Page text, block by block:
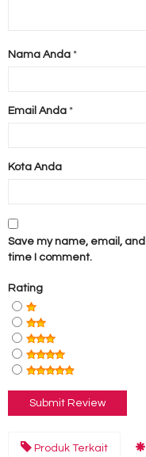
Nama Anda *
Email Anda *
Kota Anda
Save my name, email,
time I comment.
Rating
Produk Terkait